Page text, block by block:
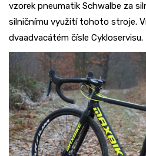
vzorek pneumatik Schwalbe za
silničnímu využití tohoto stroje.
dvaadvacátém čísle Cykloservisu.